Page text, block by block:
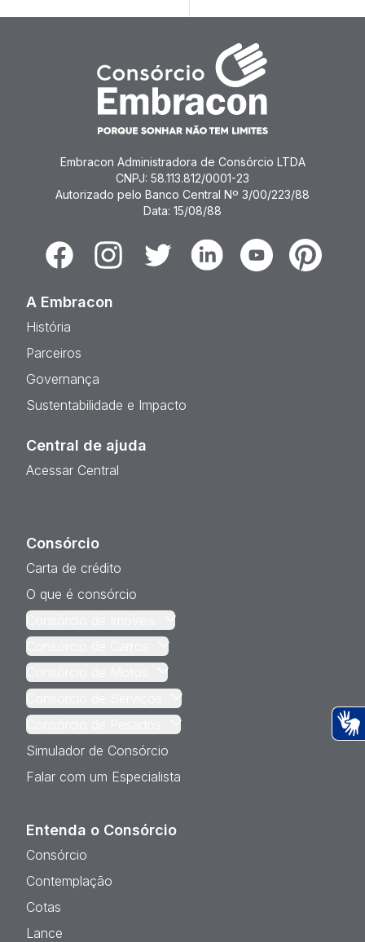
Embracon Administradora de Consórcio LTDA
CNPJ: 58.113.812/0001-23
Autorizado pelo Banco Central Nº 3/00/223/88
Data: 15/08/88
FacebookInstagramTwitter LinkedinYoutubePinterest
A Embracon
História
Parceiros
Governança
Sustentabilidade e Impacto
Central de ajuda
Acessar Central
Consórcio
Carta de crédito
O que é consórcio
Consórcio de Imóveis
Consórcio de Carros
Consórcio de Motos
Consórcio de Serviços
Consórcio de Pesados
Simulador de Consórcio
Falar com um Especialista
Entenda o Consórcio
Consórcio
Contemplação
Cotas
Lance